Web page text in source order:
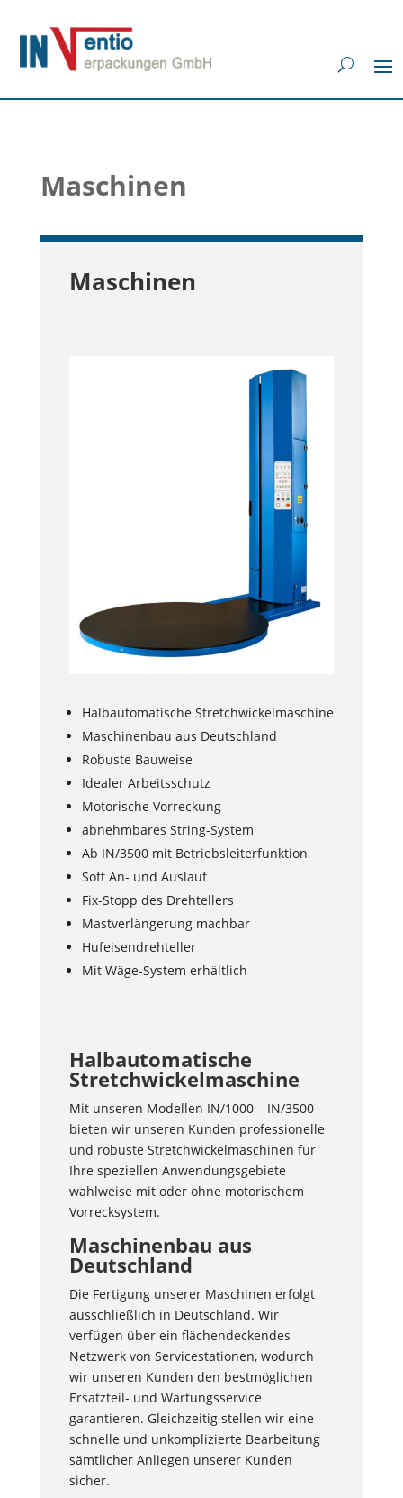
Maschinen
Maschinen
Halbautomatische Stretchwickelmaschine
Maschinenbau aus Deutschland
Robuste Bauweise
Idealer Arbeitsschutz
Motorische Vorreckung
abnehmbares String-System
Ab IN/3500 mit Betriebsleiterfunktion
Soft An- und Auslauf
Fix-Stopp des Drehtellers
Mastverlängerung machbar
Hufeisendrehteller
Mit Wäge-System erhältlich
Halbautomatische
Stretchwickelmaschine
Mit unseren Modellen IN/1000 – IN/3500
bieten wir unseren Kunden professionelle
und robuste Stretchwickelmaschinen für
Ihre speziellen Anwendungsgebiete
wahlweise mit oder ohne motorischem
Vorrecksystem.
Maschinenbau aus
Deutschland
Die Fertigung unserer Maschinen erfolgt
ausschließlich in Deutschland. Wir
verfügen über ein flächendeckendes
Netzwerk von Servicestationen, wodurch
wir unseren Kunden den bestmöglichen
Ersatzteil- und Wartungsservice
garantieren. Gleichzeitig stellen wir eine
schnelle und unkomplizierte Bearbeitung
sämtlicher Anliegen unserer Kunden
sicher.